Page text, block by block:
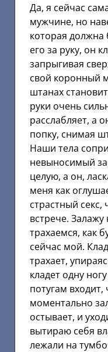
Да, я сейчас
мужчине, но
которая должна
его за руку, он
запрыгивая
свой коронный
штанах
руки очень
расслабляет, а
попку, снимая
Наши тела
невыносимый
целую, а он,
меня как
страстный
встрече.
трахаемся, как
сейчас мой.
трахает,
кладет одну
потугам входит,
моментально
остывает, и
вытираю себя
лежали на